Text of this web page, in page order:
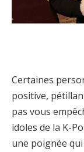
Certaines
positive,
pas vous
idoles de la K-
une poignée